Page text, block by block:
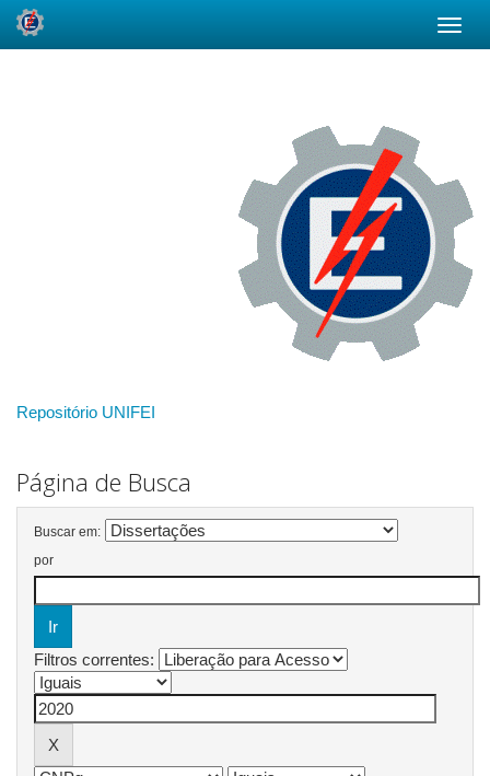
Repositório UNIFEI
Página de Busca
Buscar em:
por
Filtros correntes: